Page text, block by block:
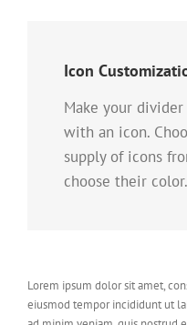
Icon
Make your
with an icon.
supply of icons
choose their color.
Lorem ipsum dolor sit amet,
eiusmod tempor incididunt ut